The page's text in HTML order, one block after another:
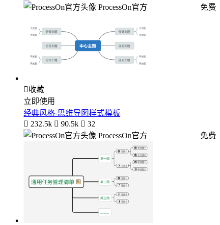
ProcessOn官方
免费
收藏
立即使用
经典风格-思维导图样式模板
 232.5k  90.5k  32
ProcessOn官方
免费